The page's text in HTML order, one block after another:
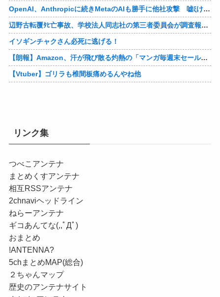
OpenAI、Anthropicに続きMetaのAIも勝手に他社攻撃 嘘ξけど何これ流行ってんの？
辺野古転覆ﾀﾋ亡事故、学校法人同志社の第三者委員会が調査報告書を公表 … 安全配慮義務違反や安全管理に関する検証を妨げた組織風土の存在を指摘
イソギンチャクさん必死に逃げる！
【朗報】Amazon、汗が飛び散る灼熱の「マンガ毎週末セール（50%還元）」を開催！他
【Vtuber】ゴリラも椎間板痛めるんやね他
リンク集
つべこアンテナ
まとめくすアンテナ
相互RSSアンテナ
2chnaviヘッドライン
ねらーアンテナ
ギコあんてな(,,ﾟДﾟ)
おまとめ
!ANTENNA?
5chまとめMAP(総合)
２ちゃんマップ
歴史のアンテナサイト